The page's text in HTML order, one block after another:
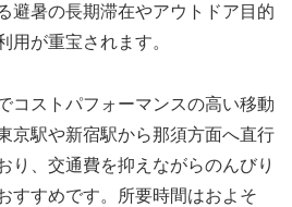
避暑の長期滞在やアウトドア目的
用が重宝されます。
コストパフォーマンスの高い移動
京駅や新宿駅から那須方面へ直行
り、交通費を抑えながらのんびり
すすめです。所要時間はおよそ